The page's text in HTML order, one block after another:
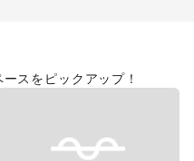
スをピックアップ！